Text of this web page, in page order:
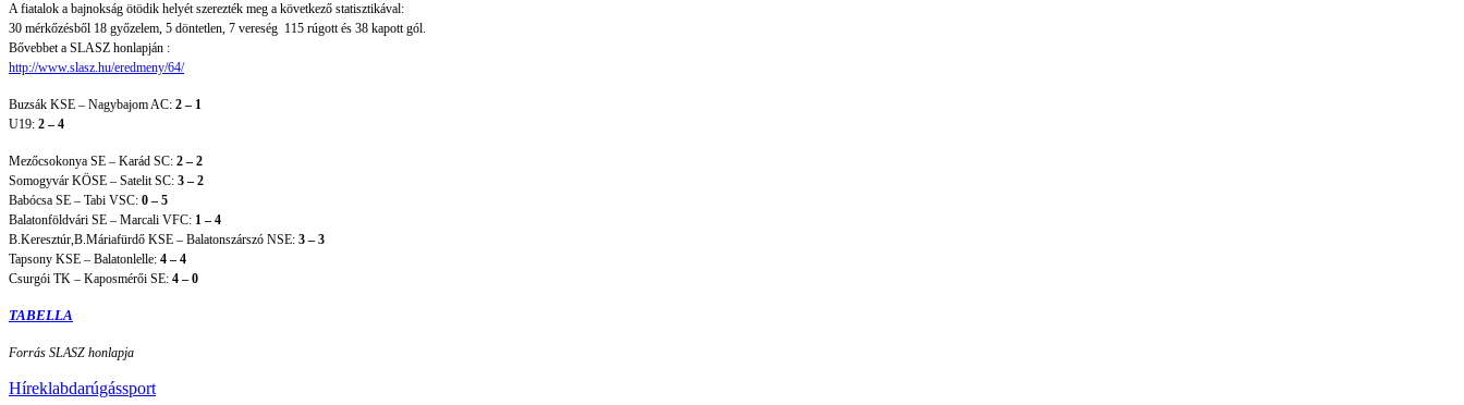
A fiatalok a bajnokság ötödik helyét szerezték meg a következő statisztikával:
30 mérkőzésből 18 győzelem, 5 döntetlen, 7 vereség 115 rúgott és 38 kapott gól.
Bővebbet a SLASZ honlapján :
http://www.slasz.hu/eredmeny/64/
Buzsák KSE – Nagybajom AC: 2 – 1
U19: 2 – 4
Mezőcsokonya SE – Karád SC: 2 – 2
Somogyvár KÖSE – Satelit SC: 3 – 2
Babócsa SE – Tabi VSC: 0 – 5
Balatonföldvári SE – Marcali VFC: 1 – 4
B.Keresztúr,B.Máriafürdő KSE – Balatonszárszó NSE: 3 – 3
Tapsony KSE – Balatonlelle: 4 – 4
Csurgói TK – Kaposmérői SE: 4 – 0
TABELLA
Forrás SLASZ honlapja
Híreklabdarúgássport